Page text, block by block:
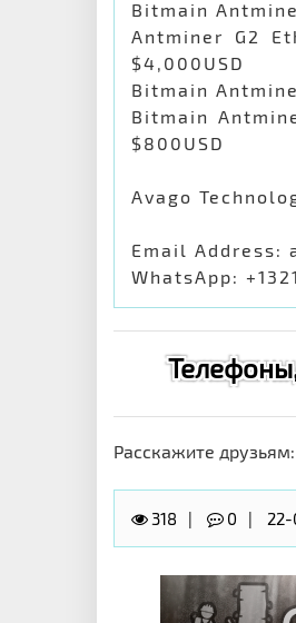
Bitmain
Antminer G2
$4,000USD
Bitmain
Bitmain
$800USD
Avago
Email Address:
WhatsApp:
Расскажите друзьям:
318 0 22-